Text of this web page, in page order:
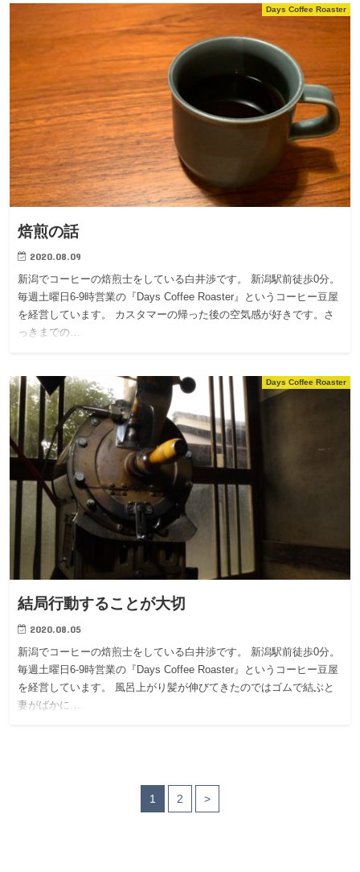
Days Coffee Roaster
焙煎の話
2020.08.09
新潟でコーヒーの焙煎士をしている白井渉です。 新潟駅前徒歩0分。
毎週土曜日6-9時営業の『Days Coffee Roaster』というコーヒー豆屋
を経営しています。 カスタマーの帰った後の空気感が好きです。さ
っきまでの…
Days Coffee Roaster
結局行動することが大切
2020.08.05
新潟でコーヒーの焙煎士をしている白井渉です。 新潟駅前徒歩0分。
毎週土曜日6-9時営業の『Days Coffee Roaster』というコーヒー豆屋
を経営しています。 風呂上がり髪が伸びてきたのではゴムで結ぶと
妻がばかに…
1 2 >